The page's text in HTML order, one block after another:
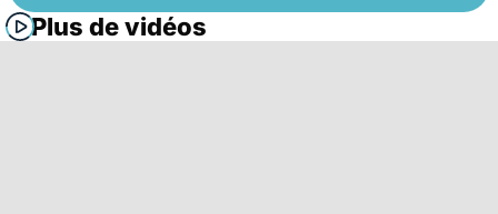
Plus de vidéos